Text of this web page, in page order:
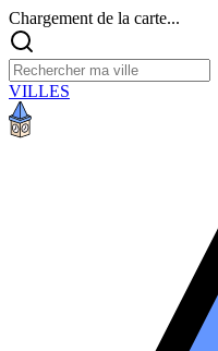
Chargement de la carte...
VILLES